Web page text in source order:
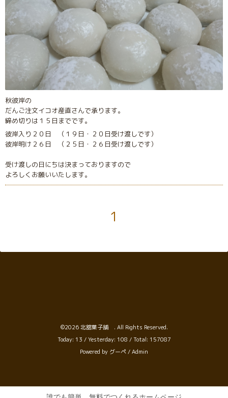
秋彼岸の
だんご注文イコオ産直さんで承ります。
締め切りは１５日までです。
彼岸入り２０日 （１９日・２０日受け渡しです）
彼岸明け２６日 （２５日・２６日受け渡しです）
受け渡しの日にちは決まっておりますので
よろしくお願いいたします。
1
©2026北舘菓子舗 . All Rights Reserved.
Today: 13 / Yesterday: 108 / Total: 157087
Powered by グーペ/Admin